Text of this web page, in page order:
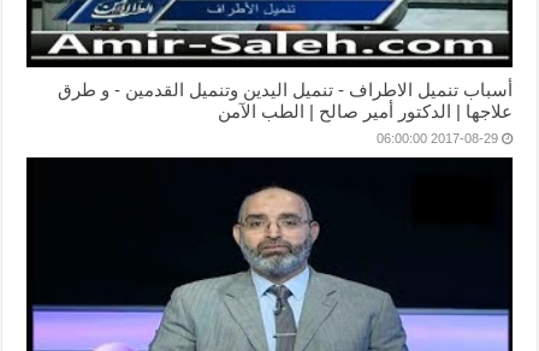
أسباب تنميل الاطراف - تنميل اليدين وتنميل القدمين - و طرق
علاجها | الدكتور أمير صالح | الطب الآمن
2017-08-29 06:00:00